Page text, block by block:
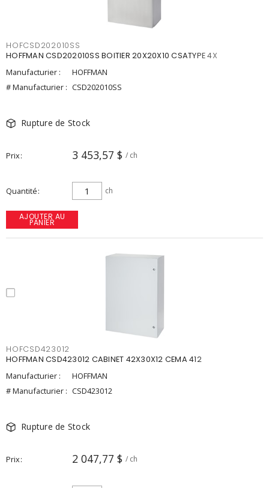
HOFCSD202010SS
HOFFMAN CSD202010SS BOITIER 20X20X10 CSATYPE 4X
Manufacturier :
HOFFMAN
# Manufacturier : CSD202010SS
Rupture de Stock
Prix 3 453,57 $ / ch
Quantité ch
AJOUTER AU
PANIER
HOFCSD423012
HOFFMAN CSD423012 CABINET 42X30X12 CEMA 412
Manufacturier :
HOFFMAN
# Manufacturier : CSD423012
Rupture de Stock
Prix 2 047,77 $ / ch